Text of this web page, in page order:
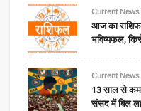
Current
आज का
भविष्यफल,
Current
13 साल से कम
संसद में बिल